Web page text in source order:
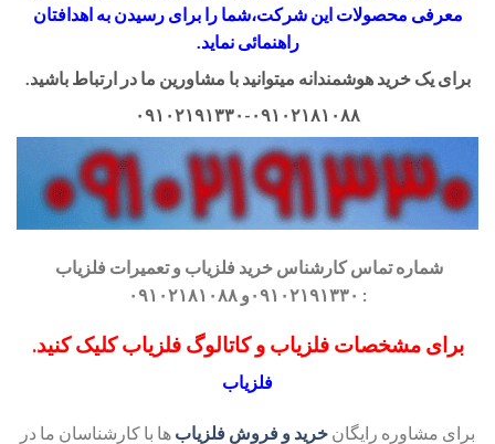
معرفی محصولات این شرکت،شما را برای رسیدن به اهدافتان
راهنمائی نماید.
برای یک خرید هوشمندانه میتوانید با مشاورین ما در ارتباط باشید.
۰۹۱۰۲۱۹۱۳۳۰-۰۹۱۰۲۱۸۱۰۸۸
شماره تماس کارشناس خرید فلزیاب و تعمیرات فلزیاب
: ۰۹۱۰۲۱۹۱۳۳۰و ۰۹۱۰۲۱۸۱۰۸۸
برای مشخصات فلزیاب و کاتالوگ فلزیاب کلیک کنید.
فلزیاب
برای مشاوره رایگان خرید و فروش فلزیاب ها با کارشناسان ما در